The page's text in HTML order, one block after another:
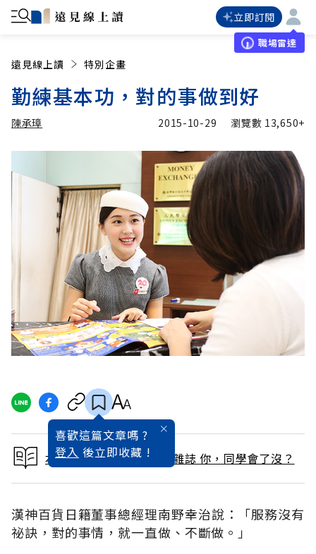
立即訂閱
職場雷達
遠見線上讀 特別企畫
勤練基本功，對的事做到好
陳承璋
加入追蹤
2015-10-29 瀏覽數 13,650+
喜歡這篇文章嗎 ?
登入 後立即收藏 !
本文出自 2015 / 11月號雜誌 你，同學會了沒？
漢神百貨日籍董事總經理南野幸治說：「服務沒有
祕訣，對的事情，就一直做、不斷做。」